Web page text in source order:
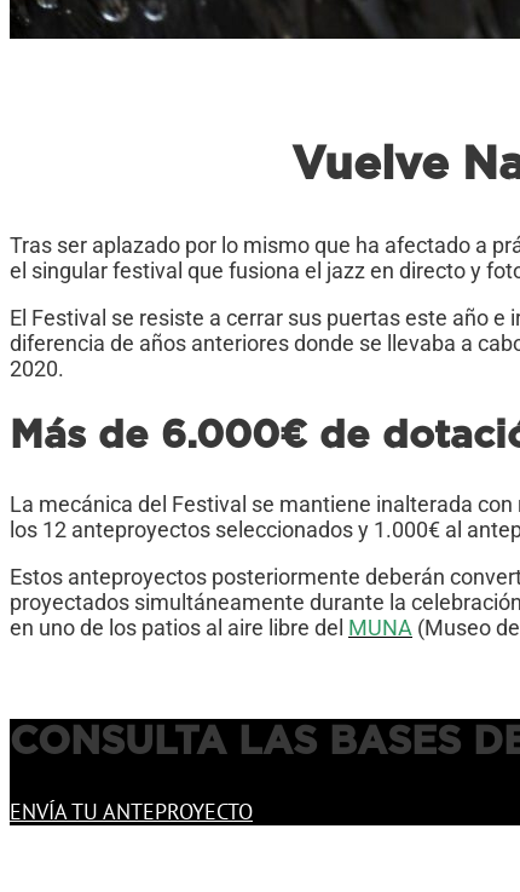
Vuelve
Tras ser aplazado por lo mismo que ha afectado a
el singular festival que fusiona el jazz en directo y
El Festival se resiste a cerrar sus puertas este año
diferencia de años anteriores donde se llevaba a
2020.
Más de 6.000€ de
La mecánica del Festival se mantiene inalterada con
los 12 anteproyectos seleccionados y 1.000€ al
Estos anteproyectos posteriormente deberán
proyectados simultáneamente durante la
en uno de los patios al aire libre del MUNA (Museo
CONSULTA LAS BASES
ENVÍA TU ANTEPROYECTO